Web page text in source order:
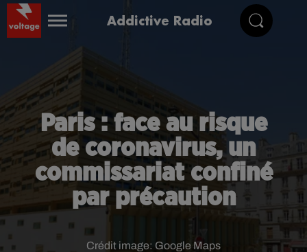
Addictive Radio
Paris : face au risque
de coronavirus, un
commissariat confiné
par précaution
Crédit image: Google Maps